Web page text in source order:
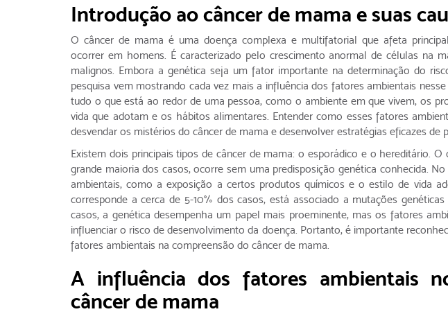
Introdução ao câncer de mama e suas
O câncer de mama é uma doença complexa e multifatorial que afeta
ocorrer em homens. É caracterizado pelo crescimento anormal de células na
malignos. Embora a genética seja um fator importante na determinação do
pesquisa vem mostrando cada vez mais a influência dos fatores ambientais
tudo o que está ao redor de uma pessoa, como o ambiente em que vivem, os
vida que adotam e os hábitos alimentares. Entender como esses fatores
desvendar os mistérios do câncer de mama e desenvolver estratégias eficazes de
Existem dois principais tipos de câncer de mama: o esporádico e o hereditário.
grande maioria dos casos, ocorre sem uma predisposição genética conhecida.
ambientais, como a exposição a certos produtos químicos e o estilo de vida
corresponde a cerca de 5-10% dos casos, está associado a mutações
casos, a genética desempenha um papel mais proeminente, mas os fatores
influenciar o risco de desenvolvimento da doença. Portanto, é importante
fatores ambientais na compreensão do câncer de mama.
A influência dos fatores ambientais
câncer de mama